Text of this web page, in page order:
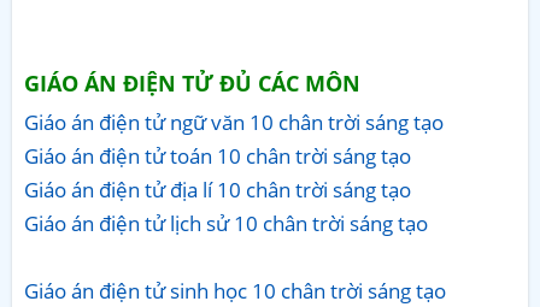
GIÁO ÁN ĐIỆN TỬ ĐỦ CÁC MÔN
Giáo án điện tử ngữ văn 10 chân trời sáng tạo
Giáo án điện tử toán 10 chân trời sáng tạo
Giáo án điện tử địa lí 10 chân trời sáng tạo
Giáo án điện tử lịch sử 10 chân trời sáng tạo
Giáo án điện tử sinh học 10 chân trời sáng tạo